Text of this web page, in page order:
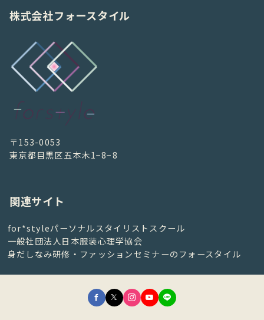
株式会社フォースタイル
〒153-0053
東京都目黒区五本木1−8−8
関連サイト
for*styleパーソナルスタイリストスクール
一般社団法人日本服装心理学協会
身だしなみ研修・ファッションセミナーのフォースタイル